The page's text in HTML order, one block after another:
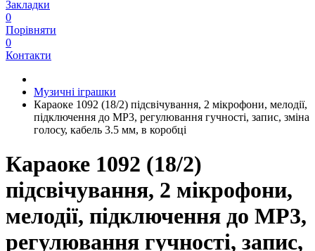
Закладки
0
Порівняти
0
Контакти
Музичні іграшки
Караоке 1092 (18/2) підсвічування, 2 мікрофони, мелодії,
підключення до MP3, регулювання гучності, запис, зміна
голосу, кабель 3.5 мм, в коробці
Караоке 1092 (18/2)
підсвічування, 2 мікрофони,
мелодії, підключення до MP3,
регулювання гучності, запис,